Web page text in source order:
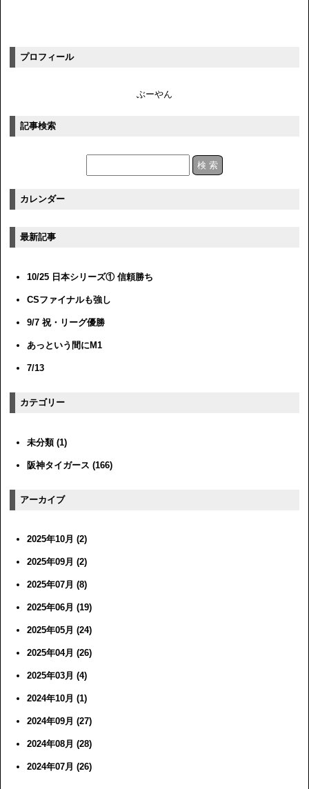
プロフィール
ぶーやん
記事検索
カレンダー
最新記事
10/25 日本シリーズ① 信頼勝ち
CSファイナルも強し
9/7 祝・リーグ優勝
あっという間にM1
7/13
カテゴリー
未分類 (1)
阪神タイガース (166)
アーカイブ
2025年10月 (2)
2025年09月 (2)
2025年07月 (8)
2025年06月 (19)
2025年05月 (24)
2025年04月 (26)
2025年03月 (4)
2024年10月 (1)
2024年09月 (27)
2024年08月 (28)
2024年07月 (26)